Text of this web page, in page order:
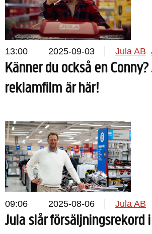
13:00 2025-09-03 Jula AB
Känner du också en
reklamfilm är här!
09:06 2025-08-06 Jula AB
Jula slår försäljningsrekord